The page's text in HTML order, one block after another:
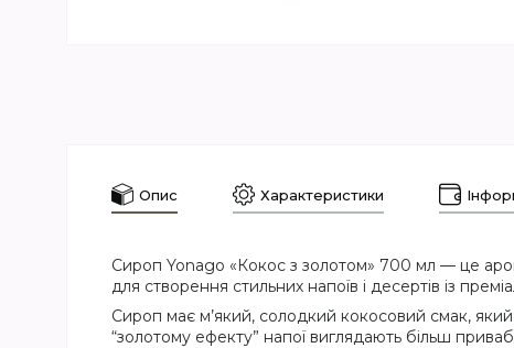
Опис Характеристики
Сироп Yonago «Кокос з золотом» 700 мл — це
для створення стильних напоїв і десертів із
Сироп має м’який, солодкий кокосовий смак,
“золотому ефекту” напої виглядають більш